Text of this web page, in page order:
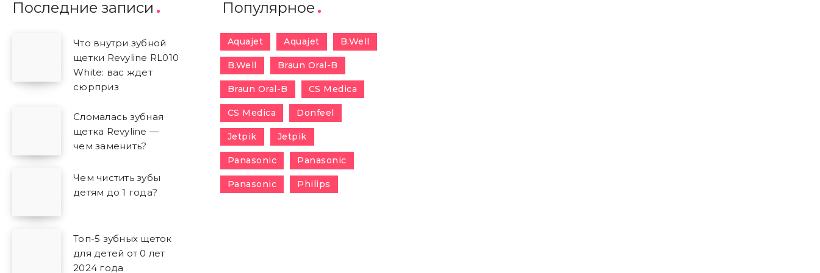
Последние записи
Что внутри зубной
щетки Revyline RL010
White: вас ждет
сюрприз
Сломалась зубная
щетка Revyline —
чем заменить?
Чем чистить зубы
детям до 1 года?
Топ-5 зубных щеток
для детей от 0 лет
2024 года
Популярное
Aquajet Aquajet B.Well
B.Well Braun Oral-B
Braun Oral-B CS Medica
CS Medica Donfeel
Jetpik Jetpik
Panasonic Panasonic
Panasonic Philips